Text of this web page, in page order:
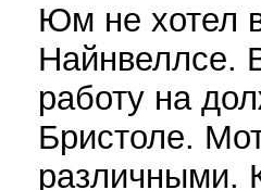
Юм не хотел
Найнвеллсе.
работу на
Бристоле.
различными.